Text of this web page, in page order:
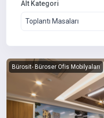
Alt Kategori
Toplantı Masaları
Bürosit- Büroser Ofis Mobilyaları